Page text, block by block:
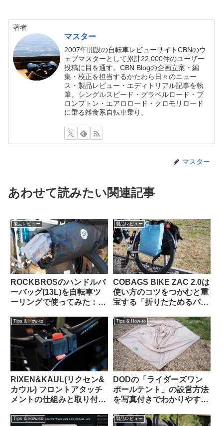
著者
マスター
2007年開設の自転車レビューサイトCBNのウ
ェブマスターとして累計22,000件のユーザー
投稿に目を通す。CBN Blogの企画立案・編
集・校正を担当するかたわら日々のニュー
ス・製品レビュー・エディトリアル記事を執
筆。シングルスピード・グラベルロード・ブ
ロンプトン・エアロロード・クロモリロード
に乗る雑食系自転車乗り。
マスター
あわせて読みたい関連記事
製品レビュー
ROCKBROSのハンドルバ
ーバッグ(13L)を自転車ツ
ーリングで使ってみた：機
あり使っていて気持ちが良
製品レビュー
COBAGS BIKE ZAC 2.0は
使い方のコツをつかむと重
宝する「折りたためるパニ
ャンプ・輪行でも】
Tips & How-to
RIXEN&KAUL(リクセン&
カウル) フロントアタッチ
メントの仕組みと取り付け
Tips & How-to
DODの「ライダーズワン
ポールテント」の設営方法
を写真付きでわかりやすく
Tips & How-to 製品レビュー